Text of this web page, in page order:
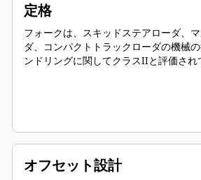
定格
フォークは、スキッドステアローダ、
ダ、コンパクトトラックローダの機械
ンドリングに関してクラスIIと評価され
オフセット設計